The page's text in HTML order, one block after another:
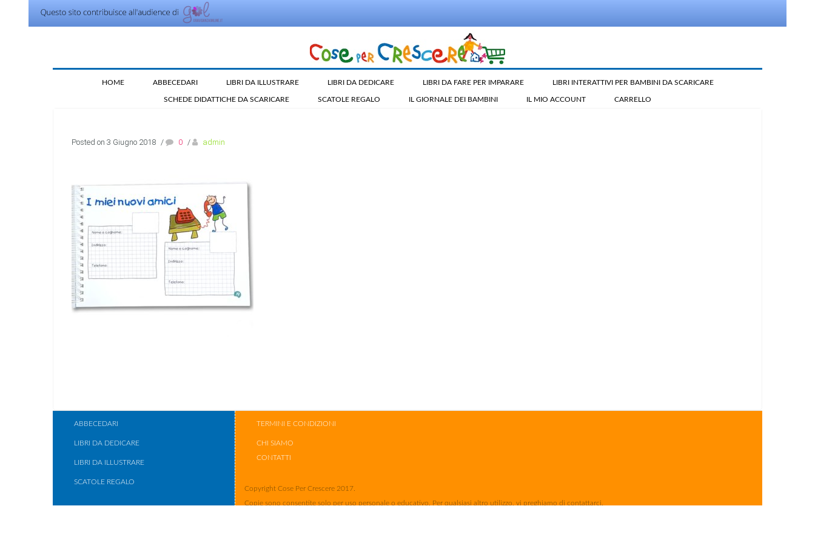
HOME ABBECEDARI LIBRI DA ILLUSTRARE LIBRI DA DEDICARE LIBRI DA FARE PER IMPARARE LIBRI INTERATTIVI PER BAMBINI DA SCARICARE
SCHEDE DIDATTICHE DA SCARICARE SCATOLE REGALO IL GIORNALE DEI BAMBINI IL MIO ACCOUNT CARRELLO
Posted on 3 Giugno 2018 / 0 / admin
ABBECEDARI
LIBRI DA DEDICARE
LIBRI DA ILLUSTRARE
SCATOLE REGALO
TERMINI E CONDIZIONI
CHI SIAMO
CONTATTI
Copyright Cose Per Crescere 2017.
Copie sono consentite solo per uso personale o educativo. Per qualsiasi altro utilizzo, vi preghiamo di contattarci.